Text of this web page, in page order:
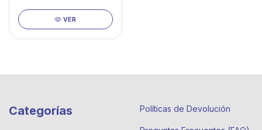
VER
Categorías Políticas de Devolución